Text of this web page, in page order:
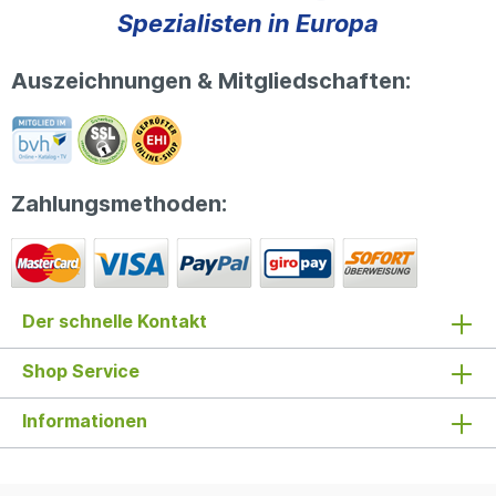
Spezialisten in Europa
Auszeichnungen & Mitgliedschaften:
Zahlungsmethoden:
Der schnelle Kontakt
Shop Service
Informationen